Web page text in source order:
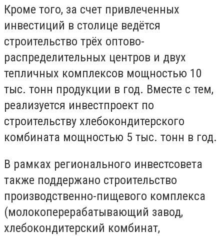
Кроме того, за счет привлеченных
инвестиций в столице ведётся
строительство трёх оптово-
распределительных центров и двух
тепличных комплексов мощностью 10
тыс. тонн продукции в год. Вместе с тем,
реализуется инвестпроект по
строительству хлебокондитерского
комбината мощностью 5 тыс. тонн в год.
В рамках регионального инвестсовета
также поддержано строительство
производственно-пищевого комплекса
(молокоперерабатывающий завод,
хлебокондитерский комбинат,